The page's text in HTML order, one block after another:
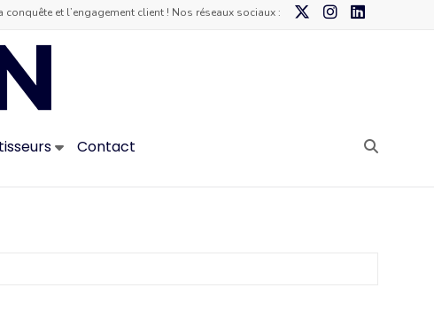
et l’engagement client ! Nos réseaux sociaux :
Agence
Contact